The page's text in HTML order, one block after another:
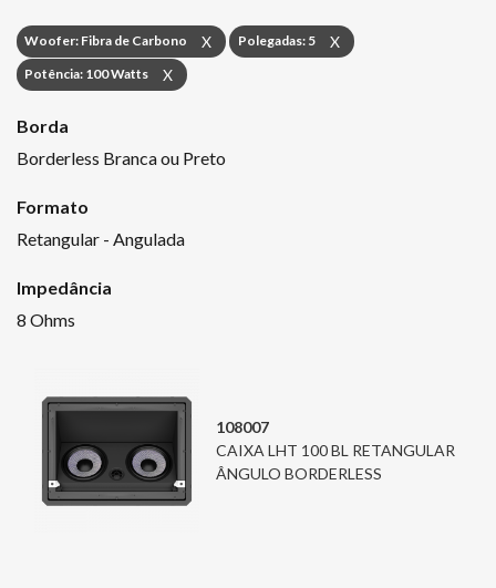
Woofer: Fibra de Carbono X Polegadas: 5 X
Potência: 100 Watts X
Borda
Borderless Branca ou Preto
Formato
Retangular - Angulada
Impedância
8 Ohms
108007
CAIXA LHT 100 BL RETANGULAR
ÂNGULO BORDERLESS